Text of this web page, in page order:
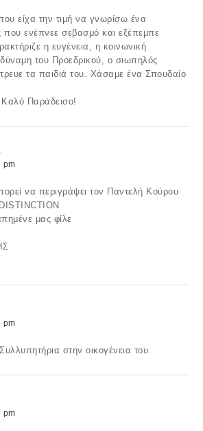
είχα την τιμή να γνωρίσω ένα
ενέπνεε σεβασμό και εξέπεμπε
η ευγένεια, η κοινωνική
του Προεδρικού, ο σιωπηλός
τα παιδιά του. Χάσαμε ένα Σπουδαίο
Παράδεισο!
pm
να περιγράψει τον Παντελή Κούρου
μας φίλε
pm
στην οικογένεια του.
pm